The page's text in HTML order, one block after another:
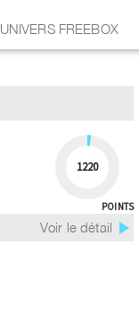
UNIVERS FREEBOX
1220
POINTS
Voir le détail play_arrow